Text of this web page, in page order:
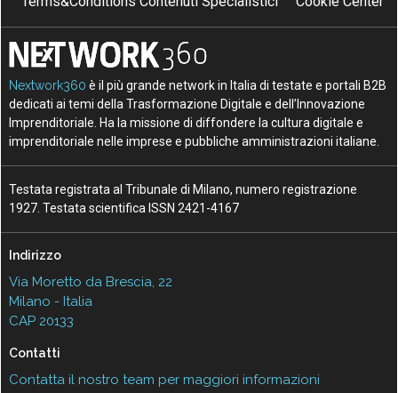
Nextwork360 è il più grande network in Italia di testate e portali B2B
dedicati ai temi della Trasformazione Digitale e dell’Innovazione
Imprenditoriale. Ha la missione di diffondere la cultura digitale e
imprenditoriale nelle imprese e pubbliche amministrazioni italiane.
Testata registrata al Tribunale di Milano, numero registrazione
1927. Testata scientifica ISSN 2421-4167
Indirizzo
Via Moretto da Brescia, 22
Milano - Italia
CAP 20133
Contatti
Contatta il nostro team per maggiori informazioni